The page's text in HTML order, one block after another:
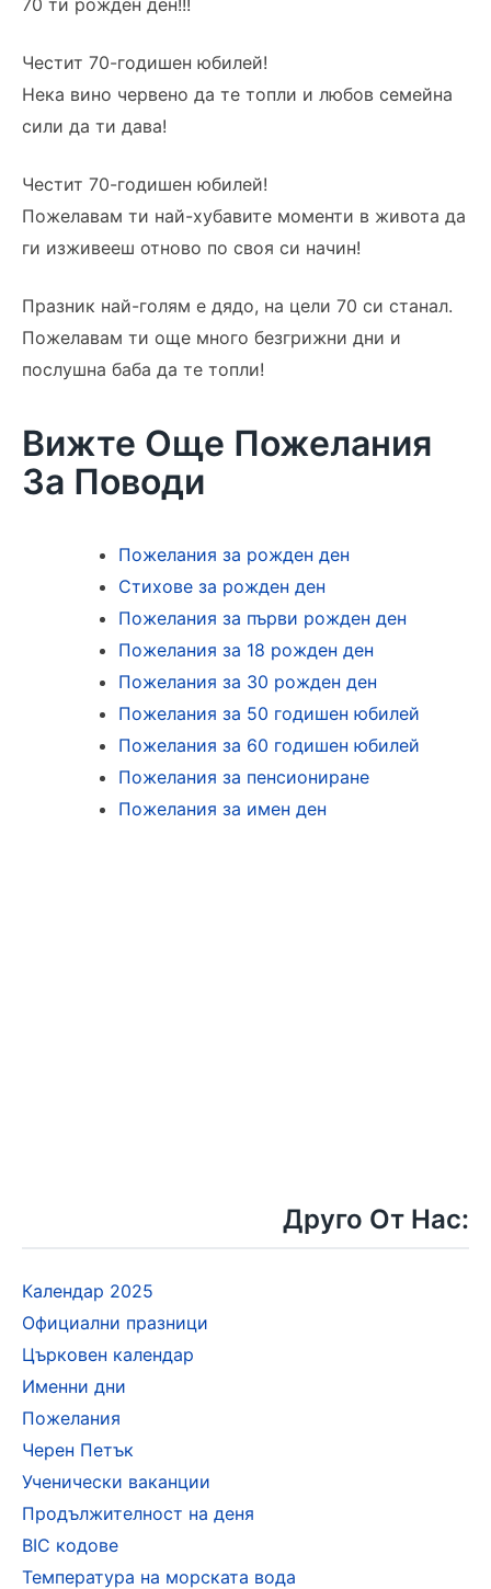
70 ти рожден ден!!!
Честит 70-годишен юбилей!
Нека вино червено да те топли и любов семейна
сили да ти дава!
Честит 70-годишен юбилей!
Пожелавам ти най-хубавите моменти в живота да
ги изживееш отново по своя си начин!
Празник най-голям е дядо, на цели 70 си станал.
Пожелавам ти още много безгрижни дни и
послушна баба да те топли!
Вижте Още Пожелания
За Поводи
Пожелания за рожден ден
Стихове за рожден ден
Пожелания за първи рожден ден
Пожелания за 18 рожден ден
Пожелания за 30 рожден ден
Пожелания за 50 годишен юбилей
Пожелания за 60 годишен юбилей
Пожелания за пенсиониране
Пожелания за имен ден
Друго От Нас:
Календар 2025
Официални празници
Църковен календар
Именни дни
Пожелания
Черен Петък
Ученически ваканции
Продължителност на деня
BIC кодове
Температура на морската вода